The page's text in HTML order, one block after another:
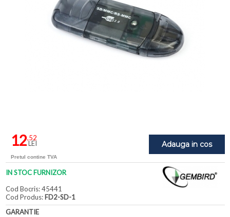
Adauga in cos
12,52
LEI
Pretul contine TVA
IN STOC FURNIZOR
Cod Bocris: 45441
Cod Produs: FD2-SD-1
GARANTIE